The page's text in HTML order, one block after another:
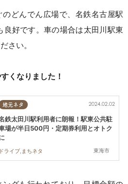
どんでん広場で、名鉄名古屋駅
好です。車の場合は太田川駅東
さい。
くなりました！
地元ネタ
東海市
2024.02.02
鉄太田川駅利用者に朗報！駅東公共駐
場が半日500円・定期券利用とオトク
ドライブ,まちネタ